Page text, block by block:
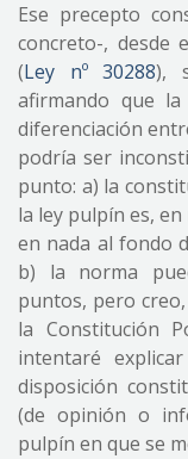
Ese precepto
concreto-, desde
(Ley nº 30288),
afirmando que
diferenciación
podría ser
punto: a) la
la ley pulpín es,
en nada al fondo
b) la norma
puntos, pero
la Constitución
intentaré
disposición
(de opinión o
pulpín en que se